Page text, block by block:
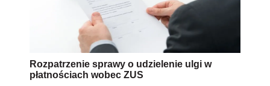
Rozpatrzenie sprawy o udzielenie ulgi w
płatnościach wobec ZUS